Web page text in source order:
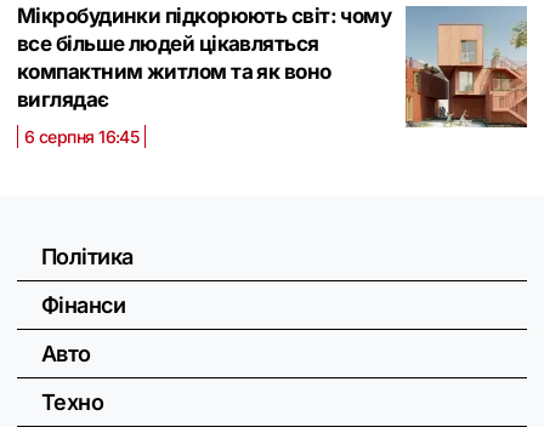
Мікробудинки підкорюють світ: чому
все більше людей цікавляться
компактним житлом та як воно
виглядає
6 серпня 16:45
Політика
Фінанси
Авто
Техно